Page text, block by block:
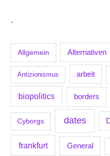
.
Allgemein Alternativen
Antizionismus arbeit
biopolitics borders
Cyborgs dates
frankfurt General